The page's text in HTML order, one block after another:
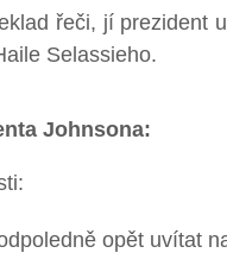
řeči, jí
Selassieho.
Johnsona:
opět uvítat